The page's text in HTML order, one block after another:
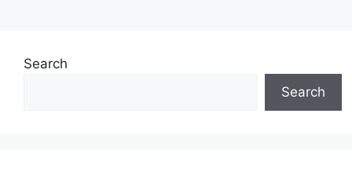
Search
Search